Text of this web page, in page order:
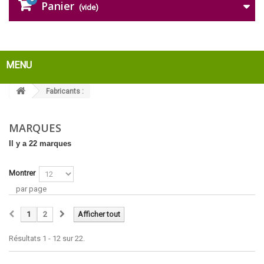
Panier (vide)
MENU
Fabricants :
MARQUES
Il y a 22 marques
Montrer
par page
Afficher tout
1 2
Résultats 1 - 12 sur 22.